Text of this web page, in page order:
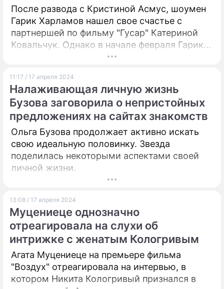
После развода с Кристиной Асмус, шоумен
Гарик Харламов нашел свое счастье с
партнершей по фильму "Гусар" Катериной
Ковальчук. Однако в начале февраля Гарик
внезапно объявил, что у него больше нет
11:17 / 17 апреля 2024
Налаживающая личную жизнь
Бузова заговорила о непристойных
предложениях на сайтах знакомств
Ольга Бузова продолжает активно искать
свою идеальную половинку. Звезда
поделилась некоторыми аспектами своей
личной жизни.
13:08 / 17 апреля 2024
Муцениеце однозначно
отреагировала на слухи об
интрижке с женатым Кологривым
Агата Муцениеце на премьере фильма
"Воздух" отреагировала на интервью, в
котором Никита Кологривый признался в